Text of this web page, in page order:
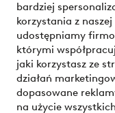
bardziej
korzystania z
udostępniamy
którymi
jaki korzystasz ze
działań
dopasowane
na użycie
Bezpieczne
Chcesz dowiedzieć